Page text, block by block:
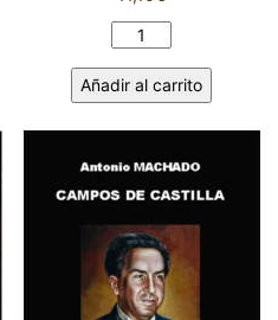
AMOR
LOBO
PACO
BELLO
cantidad
Añadir al carrito